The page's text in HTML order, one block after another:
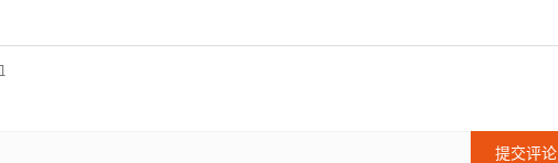
提交评论